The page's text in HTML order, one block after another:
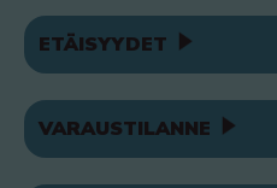
ETÄISYYDET
VARAUSTILANNE